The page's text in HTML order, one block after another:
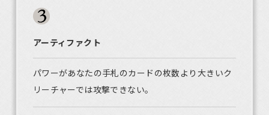
アーティファクト
パワーがあなたの手札のカードの枚数より大きいク
リーチャーでは攻撃できない。